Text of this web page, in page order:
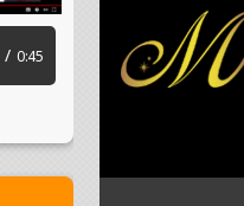
/ 0:45